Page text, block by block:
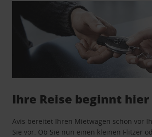
Ihre Reise beginnt hier
Avis bereitet Ihren Mietwagen schon vor
Sie vor. Ob Sie nun einen kleinen Flitzer